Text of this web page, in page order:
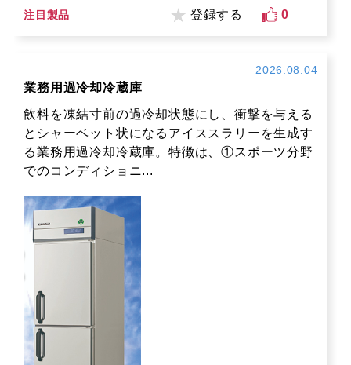
注目製品 登録する 0
2026.08.04
業務用過冷却冷蔵庫
飲料を凍結寸前の過冷却状態にし、衝撃を与える
とシャーベット状になるアイススラリーを生成す
る業務用過冷却冷蔵庫。特徴は、①スポーツ分野
でのコンディショニ...